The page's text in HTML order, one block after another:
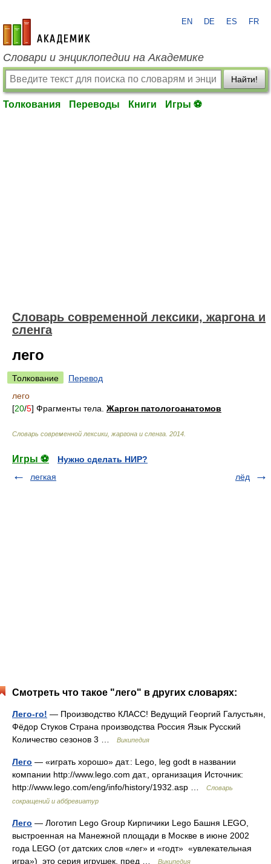
academic.ru
EN DE ES FR
Словари и энциклопедии на Академике
Найти!
Толкования Переводы Книги Игры ⚽
Cловарь современной лексики, жаргона и
сленга
лего
Толкование
Перевод
лего
[20/5] Фрагменты тела. Жаргон патологоанатомов
Cловарь современной лексики, жаргона и сленга 2014
Игры ⚽
Нужно сделать НИР?
легкая
лёд
Смотреть что такое "лего" в других словарях:
Лего-го! — Производство КЛАСС! Ведущий Георгий Галустьян,
Фёдор Стуков Страна производства Россия Язык Русский
Количество сезонов 3 …
Википедия
Лего — «играть хорошо» дат.: Lego, leg godt в названии
компании http://www.lego.com дат., организация Источник:
http://www.lego.com/eng/info/history/1932.asp …
Словарь
сокращений и аббревиатур
Лего — Логотип Lego Group Кирпичики Lego Башня LEGO,
выстроенная на Манежной площади в Москве в июне 2002
года LEGO (от датских слов «лег» и «годт» «увлекательная
игра») это серия игрушек, пред …
Википедия